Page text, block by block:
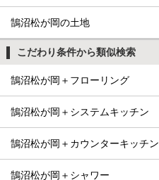
鵠沼松が岡の土地
こだわり条件から類似検索
鵠沼松が岡＋フローリング
鵠沼松が岡＋システムキッチン
鵠沼松が岡＋カウンターキッチン
鵠沼松が岡＋シャワー